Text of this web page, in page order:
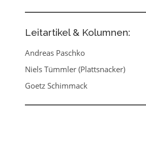
Leitartikel & Kolumnen:
Andreas Paschko
Niels Tümmler (Plattsnacker)
Goetz Schimmack